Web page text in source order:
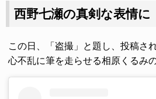
西野七瀬の真剣な表情に
この日、「盗撮」と題し、投稿さ
心不乱に筆を走らせる相原くるみの